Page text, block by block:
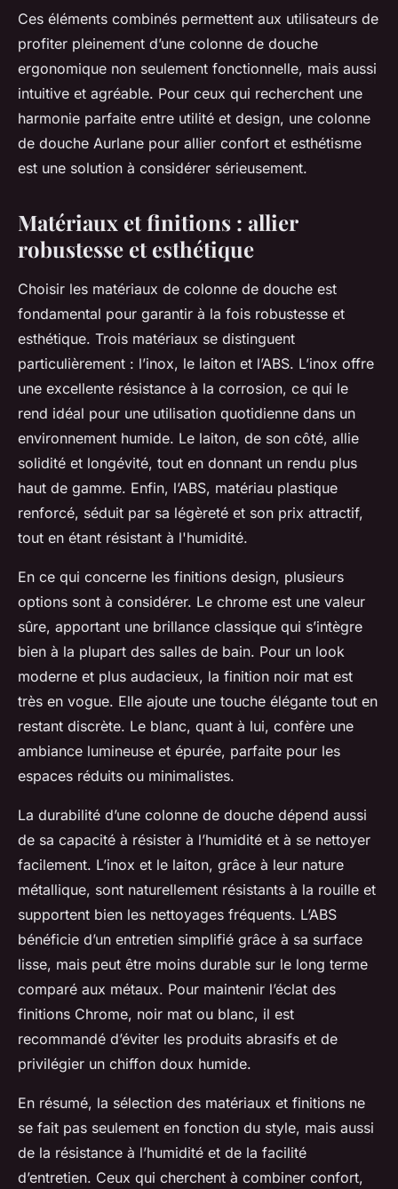
Ces éléments combinés permettent aux utilisateurs de
profiter pleinement d’une colonne de douche
ergonomique non seulement fonctionnelle, mais aussi
intuitive et agréable. Pour ceux qui recherchent une
harmonie parfaite entre utilité et design, une colonne
de douche Aurlane pour allier confort et esthétisme
est une solution à considérer sérieusement.
Matériaux et finitions : allier
robustesse et esthétique
Choisir les matériaux de colonne de douche est
fondamental pour garantir à la fois robustesse et
esthétique. Trois matériaux se distinguent
particulièrement : l’inox, le laiton et l’ABS. L’inox offre
une excellente résistance à la corrosion, ce qui le
rend idéal pour une utilisation quotidienne dans un
environnement humide. Le laiton, de son côté, allie
solidité et longévité, tout en donnant un rendu plus
haut de gamme. Enfin, l’ABS, matériau plastique
renforcé, séduit par sa légèreté et son prix attractif,
tout en étant résistant à l'humidité.
En ce qui concerne les finitions design, plusieurs
options sont à considérer. Le chrome est une valeur
sûre, apportant une brillance classique qui s’intègre
bien à la plupart des salles de bain. Pour un look
moderne et plus audacieux, la finition noir mat est
très en vogue. Elle ajoute une touche élégante tout en
restant discrète. Le blanc, quant à lui, confère une
ambiance lumineuse et épurée, parfaite pour les
espaces réduits ou minimalistes.
La durabilité d’une colonne de douche dépend aussi
de sa capacité à résister à l’humidité et à se nettoyer
facilement. L’inox et le laiton, grâce à leur nature
métallique, sont naturellement résistants à la rouille et
supportent bien les nettoyages fréquents. L’ABS
bénéficie d’un entretien simplifié grâce à sa surface
lisse, mais peut être moins durable sur le long terme
comparé aux métaux. Pour maintenir l’éclat des
finitions Chrome, noir mat ou blanc, il est
recommandé d’éviter les produits abrasifs et de
privilégier un chiffon doux humide.
En résumé, la sélection des matériaux et finitions ne
se fait pas seulement en fonction du style, mais aussi
de la résistance à l’humidité et de la facilité
d’entretien. Ceux qui cherchent à combiner confort,